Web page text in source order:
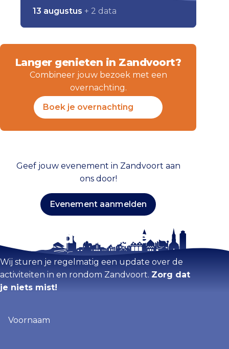
13 augustus + 2 data
Langer genieten in Zandvoort?
Combineer jouw bezoek met een
overnachting.
Boek je overnachting
Geef jouw evenement in Zandvoort aan
ons door!
Evenement aanmelden
Blijf op de hoogte
Wij sturen je regelmatig een update over de
activiteiten in en rondom Zandvoort. Zorg dat
je niets mist!
(Vereist)